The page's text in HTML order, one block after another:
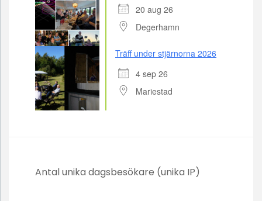
20 aug 26
Degerhamn
Träff under stjärnorna 2026
4 sep 26
Mariestad
Antal unika dagsbesökare (unika IP)